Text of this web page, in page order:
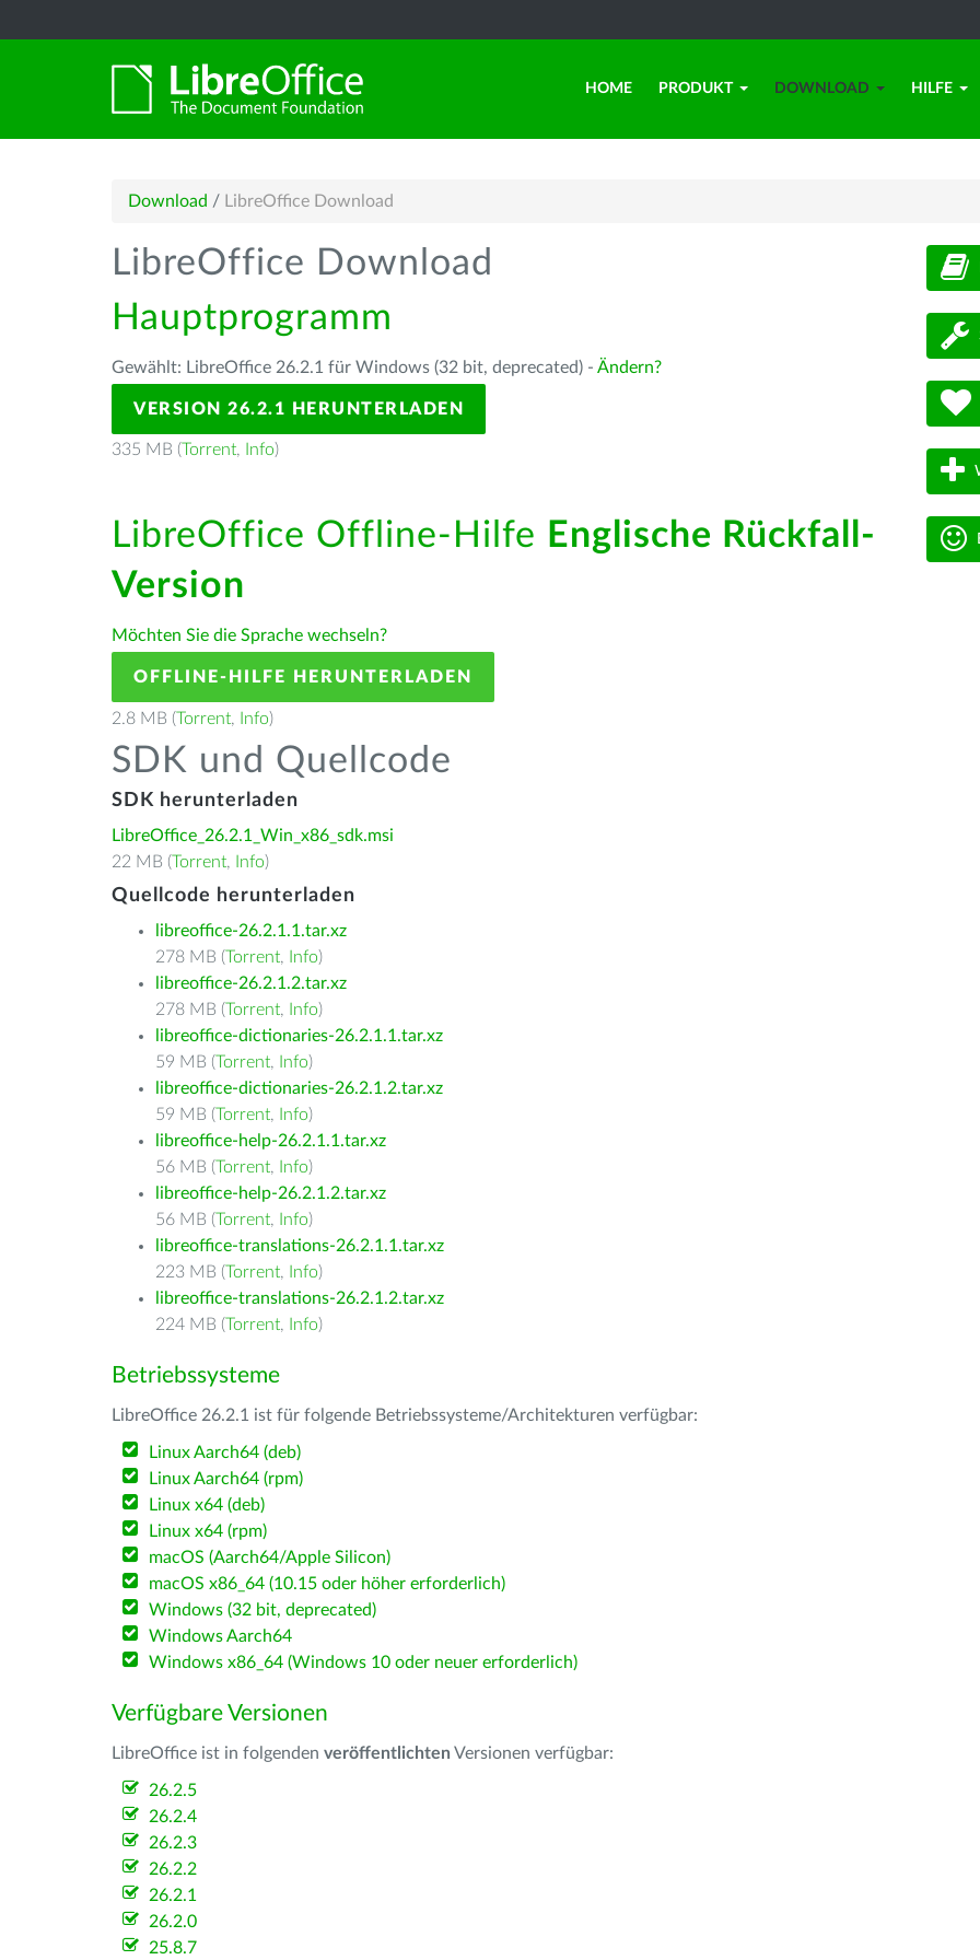
HOME PRODUKT DOWNLOAD HILFE
Download / LibreOffice Download
LibreOffice Download
Hauptprogramm
Gewählt: LibreOffice 26.2.1 für Windows (32 bit, deprecated) - Ändern?
VERSION 26.2.1 HERUNTERLADEN
335 MB (Torrent, Info)
LibreOffice Offline-Hilfe Englische Rückfall-
Version
Möchten Sie die Sprache wechseln?
OFFLINE-HILFE HERUNTERLADEN
2.8 MB (Torrent, Info)
SDK und Quellcode
SDK herunterladen
LibreOffice_26.2.1_Win_x86_sdk.msi
22 MB (Torrent, Info)
Quellcode herunterladen
libreoffice-26.2.1.1.tar.xz
278 MB (Torrent, Info)
libreoffice-26.2.1.2.tar.xz
278 MB (Torrent, Info)
libreoffice-dictionaries-26.2.1.1.tar.xz
59 MB (Torrent, Info)
libreoffice-dictionaries-26.2.1.2.tar.xz
59 MB (Torrent, Info)
libreoffice-help-26.2.1.1.tar.xz
56 MB (Torrent, Info)
libreoffice-help-26.2.1.2.tar.xz
56 MB (Torrent, Info)
libreoffice-translations-26.2.1.1.tar.xz
223 MB (Torrent, Info)
libreoffice-translations-26.2.1.2.tar.xz
224 MB (Torrent, Info)
Betriebssysteme
LibreOffice 26.2.1 ist für folgende Betriebssysteme/Architekturen verfügbar:
Linux Aarch64 (deb)
Linux Aarch64 (rpm)
Linux x64 (deb)
Linux x64 (rpm)
macOS (Aarch64/Apple Silicon)
macOS x86_64 (10.15 oder höher erforderlich)
Windows (32 bit, deprecated)
Windows Aarch64
Windows x86_64 (Windows 10 oder neuer erforderlich)
Verfügbare Versionen
LibreOffice ist in folgenden veröffentlichten Versionen verfügbar:
26.2.5
26.2.4
26.2.3
26.2.2
26.2.1
26.2.0
25.8.7